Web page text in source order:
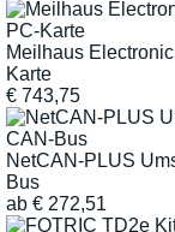
Meilhaus
Karte
€ 743,75
NetCAN-PLUS
Bus
ab € 272,51